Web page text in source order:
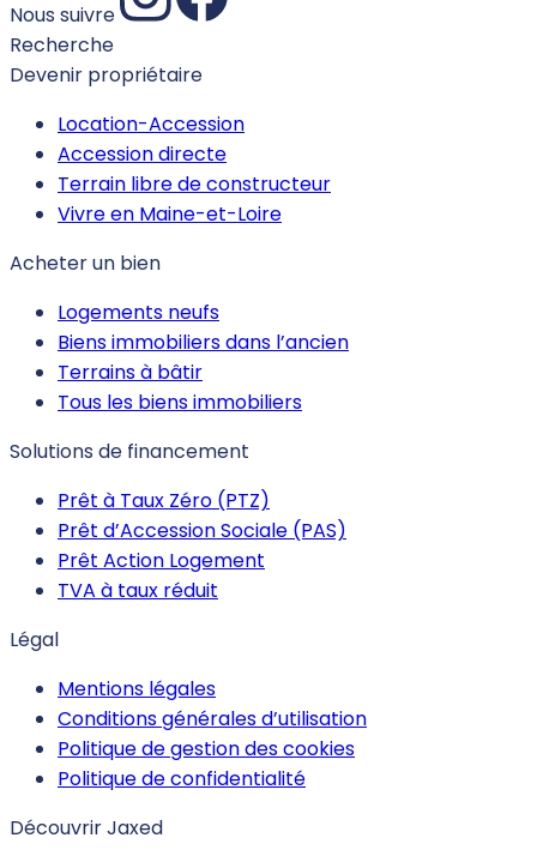
Nous suivre
Recherche
Devenir propriétaire
Location-Accession
Accession directe
Terrain libre de constructeur
Vivre en Maine-et-Loire
Acheter un bien
Logements neufs
Biens immobiliers dans l’ancien
Terrains à bâtir
Tous les biens immobiliers
Solutions de financement
Prêt à Taux Zéro (PTZ)
Prêt d’Accession Sociale (PAS)
Prêt Action Logement
TVA à taux réduit
Légal
Mentions légales
Conditions générales d’utilisation
Politique de gestion des cookies
Politique de confidentialité
Découvrir Jaxed